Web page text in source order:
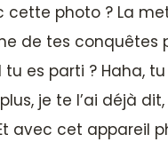
photo ? La
de tes
es parti ? Haha,
je te l’ai déjà
avec cet